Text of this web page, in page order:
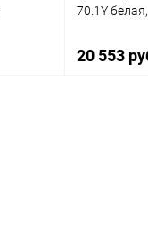
70.1Y
20 553